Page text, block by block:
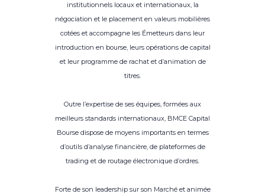
institutionnels locaux et internationaux, la
négociation et le placement en valeurs mobilières
cotées et accompagne les Émetteurs dans leur
introduction en bourse, leurs opérations de capital
et leur programme de rachat et d’animation de
titres.
Outre l’expertise de ses équipes, formées aux
meilleurs standards internationaux, BMCE Capital
Bourse dispose de moyens importants en termes
d’outils d’analyse financière, de plateformes de
trading et de routage électronique d’ordres.
Forte de son leadership sur son Marché et animée